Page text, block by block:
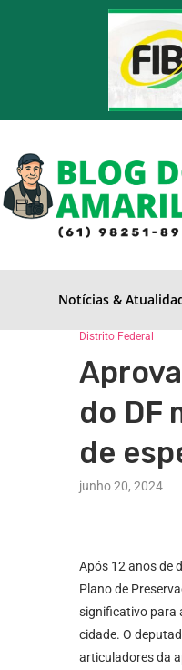
Notícias &
Distrito Federal
do DF
de
junho 20, 2024
Após 12 anos de
Plano de
significativo para
cidade. O
articuladores da